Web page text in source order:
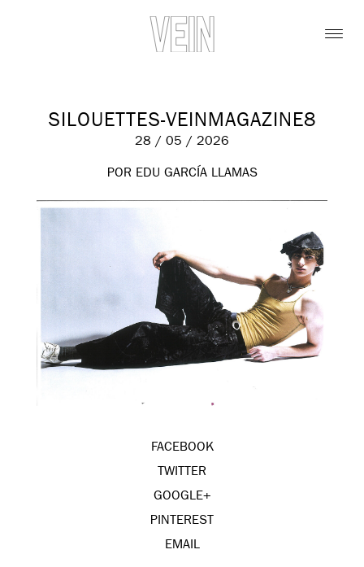
SILOUETTES-VEINMAGAZINE8
28 / 05 / 2026
POR EDU GARCÍA LLAMAS
FACEBOOK
TWITTER
GOOGLE+
PINTEREST
EMAIL